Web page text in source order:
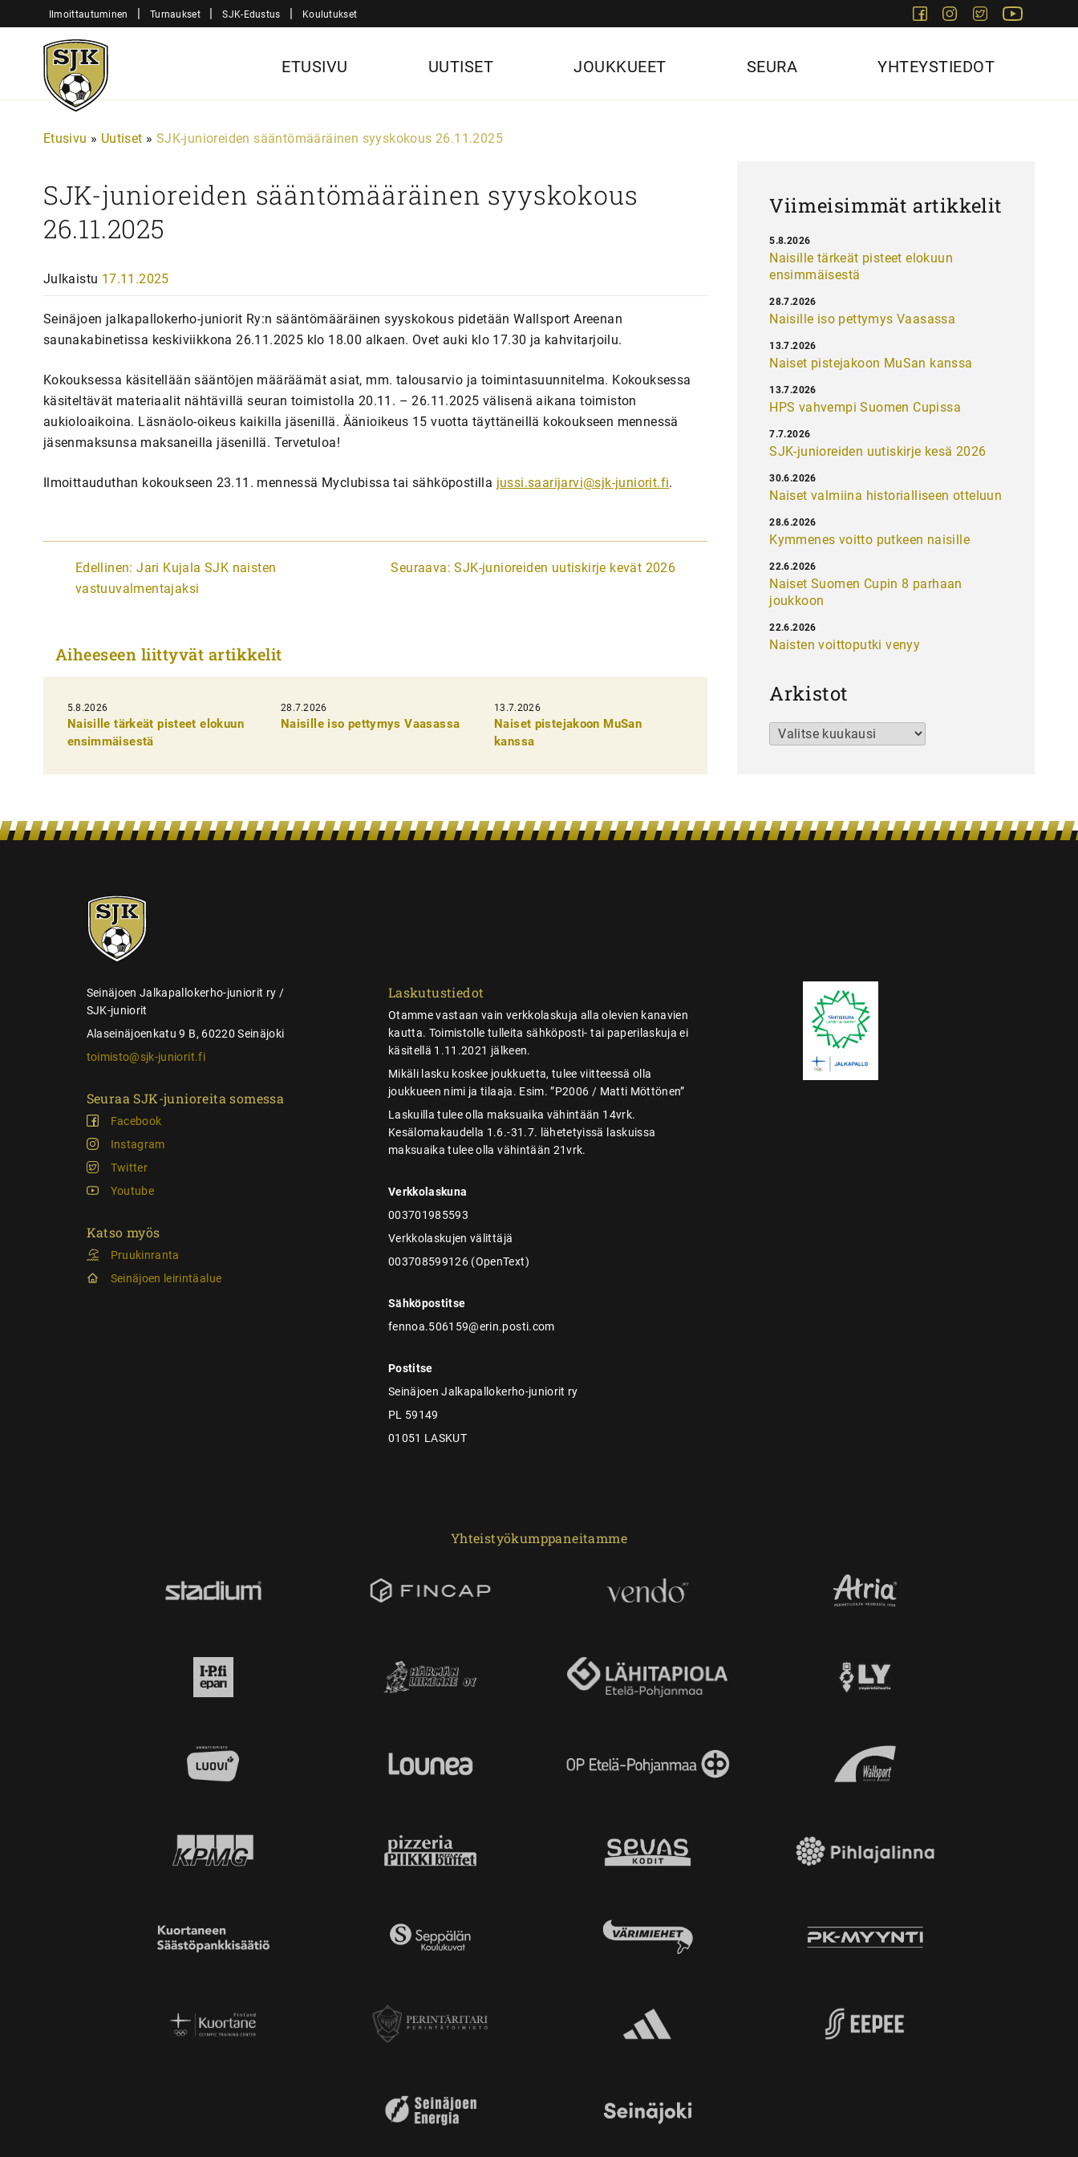
sisältöön
Ilmoittautuminen | Turnaukset | SJK-Edustus | Koulutukset FacebookInstagram
Twitter
Sjk-
Juniorit
ETUSIVU UUTISET JOUKKUEET SEURA YHTEYSTIEDOT
Etusivu » Uutiset » SJK-junioreiden sääntömääräinen syyskokous 26.11.2025
SJK-junioreiden sääntömääräinen syyskokous
26.11.2025
Julkaistu 17.11.2025
Seinäjoen jalkapallokerho-juniorit Ry:n sääntömääräinen syyskokous pidetään Wallsport Areenan
saunakabinetissa keskiviikkona 26.11.2025 klo 18.00 alkaen. Ovet auki klo 17.30 ja kahvitarjoilu.
Kokouksessa käsitellään sääntöjen määräämät asiat, mm. talousarvio ja toimintasuunnitelma. Kokouksessa
käsiteltävät materiaalit nähtävillä seuran toimistolla 20.11. – 26.11.2025 välisenä aikana toimiston
aukioloaikoina. Läsnäolo-oikeus kaikilla jäsenillä. Äänioikeus 15 vuotta täyttäneillä kokoukseen mennessä
jäsenmaksunsa maksaneilla jäsenillä. Tervetuloa!
Ilmoittauduthan kokoukseen 23.11. mennessä Myclubissa tai sähköpostilla jussi.saarijarvi@sjk-juniorit.fi.
A
r
i
k
e
l
i
n
s
Edellinen: Jari Kujala SJK naisten
vastuuvalmentajaksi
Seuraava: SJK-junioreiden uutiskirje kevät 2026
Aiheeseen liittyvät artikkelit
5.8.2026
Naisille tärkeät pisteet elokuun
ensimmäisestä
28.7.2026
Naisille iso pettymys Vaasassa
13.7.2026
Naiset pistejakoon MuSan
kanssa
Viimeisimmät artikkelit
Naisille tärkeät pisteet elokuun
ensimmäisestä
5.8.2026
Naisille iso pettymys Vaasassa
28.7.2026
Naiset pistejakoon MuSan kanssa
13.7.2026
HPS vahvempi Suomen Cupissa
13.7.2026
SJK-junioreiden uutiskirje kesä 2026
7.7.2026
Naiset valmiina historialliseen otteluun
30.6.2026
Kymmenes voitto putkeen naisille
28.6.2026
Naiset Suomen Cupin 8 parhaan
joukkoon
22.6.2026
Naisten voittoputki venyy
22.6.2026
Arkistot
Arkistot
SJK-
juniorit
Seinäjoen Jalkapallokerho-juniorit ry /
SJK-juniorit
Alaseinäjoenkatu 9 B, 60220 Seinäjoki
toimisto@sjk-juniorit.fi
Seuraa SJK-junioreita somessa
Facebook
Instagram
Twitter
Youtube
Katso myös
Pruukinranta
Seinäjoen leirintäalue
Laskutustiedot
Otamme vastaan vain verkkolaskuja alla olevien kanavien
kautta. Toimistolle tulleita sähköposti- tai paperilaskuja ei
käsitellä 1.11.2021 jälkeen.
Mikäli lasku koskee joukkuetta, tulee viitteessä olla
joukkueen nimi ja tilaaja. Esim. ”P2006 / Matti Möttönen”
Laskuilla tulee olla maksuaika vähintään 14vrk.
Kesälomakaudella 1.6.-31.7. lähetetyissä laskuissa
maksuaika tulee olla vähintään 21vrk.
Verkkolaskuna
003701985593
Verkkolaskujen välittäjä
003708599126 (OpenText)
Sähköpostitse
fennoa.506159@erin.posti.com
Postitse
Seinäjoen Jalkapallokerho-juniorit ry
PL 59149
01051 LASKUT
Yhteistyökumppaneitamme